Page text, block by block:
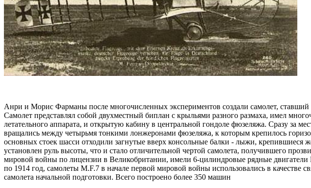
Анри и Морис Фарманы после многочисленных экспериментов создали самолет,
Самолет представлял собой двухместный биплан с крыльями разного размаха, имел
летательного аппарата, и открытую кабину в центральной гондоле фюзеляжа. Сразу за
вращались между четырьмя тонкими лонжеронами фюзеляжа, к которым крепилось
основных стоек шасси отходили загнутые вверх консольные балки - лыжи,
установлен руль высоты, что и стало отличительной чертой самолета, получившего
мировой войны по лицензии в Великобритании, имели 6-цилиндровые рядные
по 1914 год, самолеты M.F.7 в начале первой мировой войны использовались в качестве
самолета начальной подготовки. Всего построено более 350 машин